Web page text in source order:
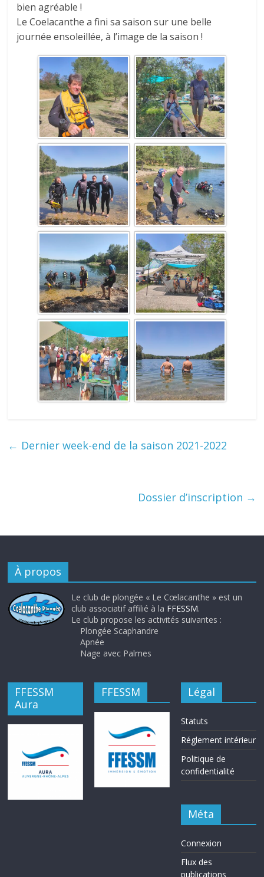
bien agréable !
Le Coelacanthe a fini sa saison sur une belle
journée ensoleillée, à l’image de la saison !
← Dernier week-end de la saison 2021-2022
Dossier d’inscription →
À propos
Le club de plongée « Le Cœlacanthe » est un
club associatif affilié à la FFESSM.
Le club propose les activités suivantes :
Plongée Scaphandre
Apnée
Nage avec Palmes
FFESSM
Aura
FFESSM Légal
Statuts
Réglement intérieur
Politique de
confidentialité
Méta
Connexion
Flux des
publications